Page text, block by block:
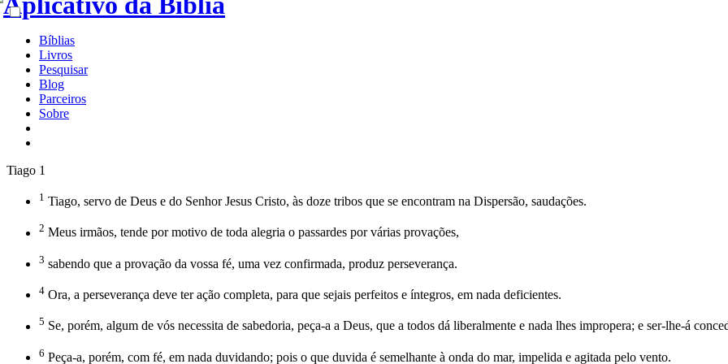
Bíblias
Livros
Pesquisar
Blog
Parceiros
Sobre
Tiago 1
1 Tiago, servo de Deus e do Senhor Jesus Cristo, às doze tribos que se encontram na Dispersão, saudações.
2 Meus irmãos, tende por motivo de toda alegria o passardes por várias provações,
3 sabendo que a provação da vossa fé, uma vez confirmada, produz perseverança.
4 Ora, a perseverança deve ter ação completa, para que sejais perfeitos e íntegros, em nada deficientes.
5 Se, porém, algum de vós necessita de sabedoria, peça-a a Deus, que a todos dá liberalmente e nada lhes impropera; e ser-lhe-á
6 Peça-a, porém, com fé, em nada duvidando; pois o que duvida é semelhante à onda do mar, impelida e agitada pelo vento.